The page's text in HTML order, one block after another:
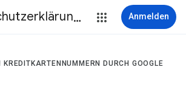
Datenschutzerklärung & Nutzungsbedingungen Anmelden
KREDITKARTENNUMMERN DURCH GOOGLE